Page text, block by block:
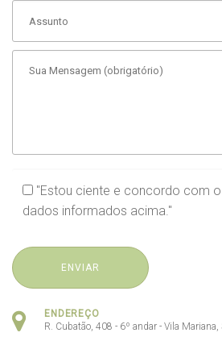
"Estou ciente e concordo com o
dados informados acima."
ENDEREÇO
R. Cubatão, 408 - 6º andar - Vila Mariana,